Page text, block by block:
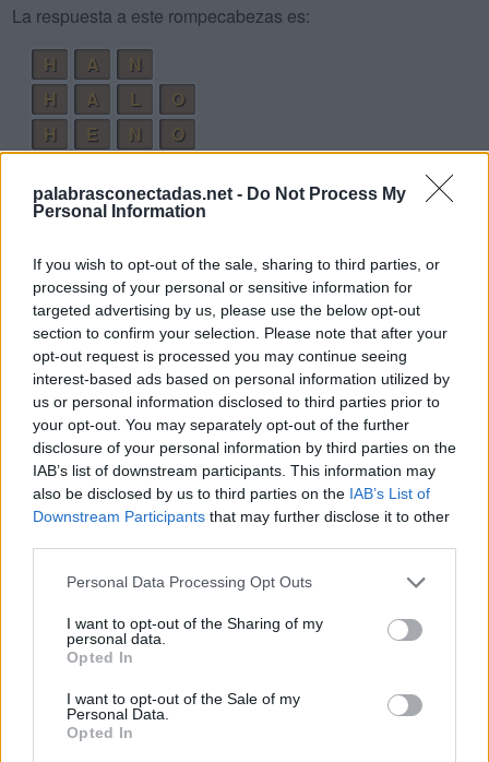
palabrasconectadas.net - Do Not Process My
Personal Information
If you wish to opt-out of the sale, sharing to third parties, or
processing of your personal or sensitive information for
targeted advertising by us, please use the below opt-out
section to confirm your selection. Please note that after your
opt-out request is processed you may continue seeing
interest-based ads based on personal information utilized by
us or personal information disclosed to third parties prior to
your opt-out. You may separately opt-out of the further
disclosure of your personal information by third parties on the
IAB’s list of downstream participants. This information may
also be disclosed by us to third parties on the IAB’s List of
Downstream Participants that may further disclose it to other
Personal Data Processing Opt Outs
I want to opt-out of the Sharing of my
personal data.
Opted In
I want to opt-out of the Sale of my
Personal Data.
Opted In
La respuesta a este rompecabezas es:
H
A
N
H
A L
O
H
E N
O
A
N H E L
O
L
E
A
L
E
O
N
E
O
O
L
A
L
O N
A
L
E A
N
A
L O
E
O
L E
A
A L
E
L
E
O E